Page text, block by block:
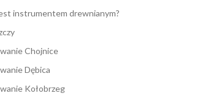
instrumentem drewnianym?
Chojnice
Dębica
Kołobrzeg